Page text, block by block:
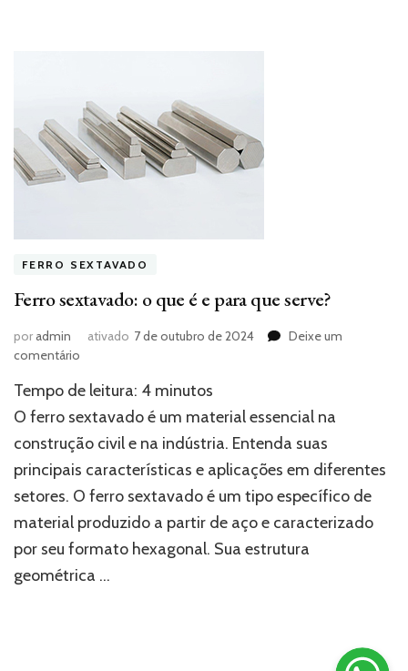
FERRO SEXTAVADO
Ferro sextavado: o que é e para que serve?
poradmin ativado 7 de outubro de 2024
Deixe um
comentário
sextavado:
o
é
e
para
que
serve?
Tempo de leitura: 4 minutos
O ferro sextavado é um material essencial na
construção civil e na indústria. Entenda suas
principais características e aplicações em diferentes
setores. O ferro sextavado é um tipo específico de
material produzido a partir de aço e caracterizado
por seu formato hexagonal. Sua estrutura
geométrica …